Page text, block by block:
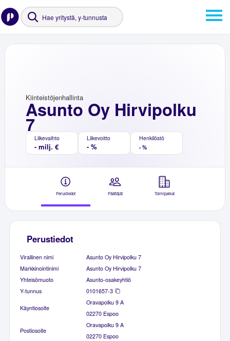
Asunto Oy Hirvipolku
7
Kiinteistöjenhallinta
Liikevaihto
- milj. €
Liikevoitto
- %
Henkilöstö
- %
Perustiedot Päättäjät Toimipaikat
Perustiedot
Virallinen nimi
Asunto Oy Hirvipolku 7
Markkinointinimi
Asunto Oy Hirvipolku 7
Yhteisömuoto
Asunto-osakeyhtiö
Y-tunnus
0101657-3
Käyntiosoite
Oravapolku 9 A
02270 Espoo
Postiosoite
Oravapolku 9 A
02270 Espoo